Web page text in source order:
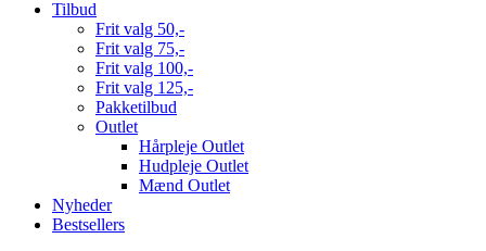
Tilbud
Frit valg 50,-
Frit valg 75,-
Frit valg 100,-
Frit valg 125,-
Pakketilbud
Outlet
Hårpleje Outlet
Hudpleje Outlet
Mænd Outlet
Nyheder
Bestsellers